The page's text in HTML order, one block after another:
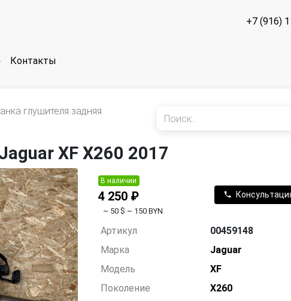
+7 (916)
Контакты
глушителя задняя
XF X260 2017
В наличии
4 250 ₽
~ 50 $ ~ 150 BYN
Артикул
00459148
Марка
Jaguar
Модель
XF
Поколение
X260